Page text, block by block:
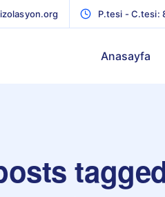
P.tesi - C.tesi:
Anasayfa